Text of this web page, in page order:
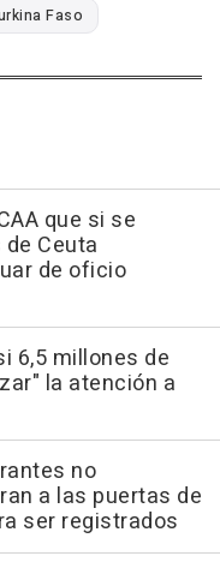
Faso
que si se
Ceuta
de oficio
6,5 millones de
la atención a
no
a las puertas de
ser registrados